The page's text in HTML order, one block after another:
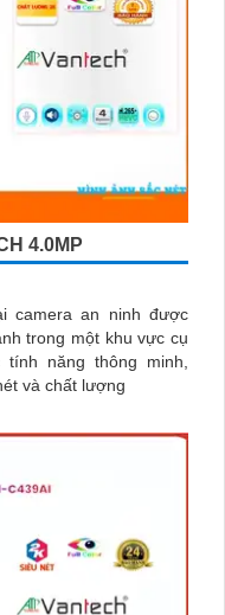
4.0MP
camera an ninh được
trong một khu vực cụ
và chất lượng